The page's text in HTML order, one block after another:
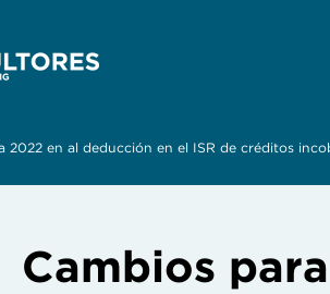
2022 en al deducción en el ISR de créditos
Cambios